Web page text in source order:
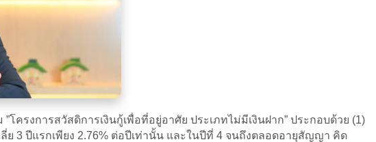
รงการสวัสดิการเงินกู้เพื่อที่อยู่อาศัย ประเภทไม่มีเงินฝาก” ประกอบด้วย (1)
ย 3 ปีแรกเพียง 2.76% ต่อปีเท่านั้น และในปีที่ 4 จนถึงตลอดอายุสัญญา คิด